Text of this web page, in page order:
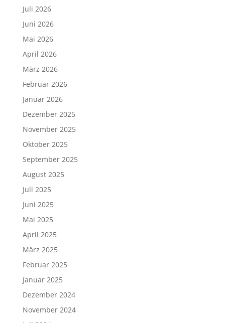
Juli 2026
Juni 2026
Mai 2026
April 2026
März 2026
Februar 2026
Januar 2026
Dezember 2025
November 2025
Oktober 2025
September 2025
August 2025
Juli 2025
Juni 2025
Mai 2025
April 2025
März 2025
Februar 2025
Januar 2025
Dezember 2024
November 2024